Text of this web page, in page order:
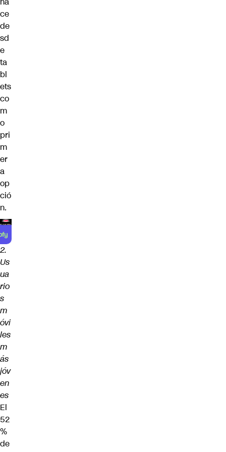
ce
de
sd
e
ta
bl
ets
co
m
o
pri
m
er
a
op
ció
n.
2.
Us
ua
rio
s
m
óvi
les
m
ás
jóv
en
es
El
52
%
de